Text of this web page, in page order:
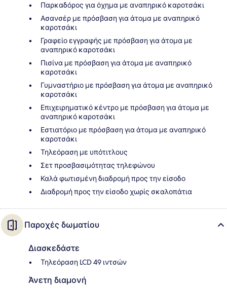
Παρκαδόρος για όχημα με αναπηρικό καροτσάκι
Ασανσέρ με πρόσβαση για άτομα με αναπηρικό
καροτσάκι
Γραφείο εγγραφής με πρόσβαση για άτομα με
αναπηρικό καροτσάκι
Πισίνα με πρόσβαση για άτομα με αναπηρικό
καροτσάκι
Γυμναστήριο με πρόσβαση για άτομα με αναπηρικό
καροτσάκι
Επιχειρηματικό κέντρο με πρόσβαση για άτομα με
αναπηρικό καροτσάκι
Εστιατόριο με πρόσβαση για άτομα με αναπηρικό
καροτσάκι
Τηλεόραση με υπότιτλους
Σετ προσβασιμότητας τηλεφώνου
Καλά φωτισμένη διαδρομή προς την είσοδο
Διαδρομή προς την είσοδο χωρίς σκαλοπάτια
Παροχές δωματίου
Διασκεδάστε
Τηλεόραση LCD 49 ιντσών
Άνετη διαμονή